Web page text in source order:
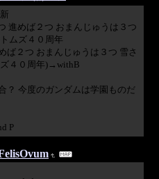
進めば２つ おまんじゅうは３つ
ムズ４０周年
ば２つ おまんじゅうは３つ 雪さ
４０周年)→withB
？ 今度のガンダムは学園ものだ
P